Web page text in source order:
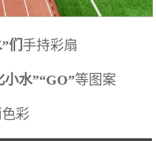
们 手持彩扇
小水”“GO”等图案
彩